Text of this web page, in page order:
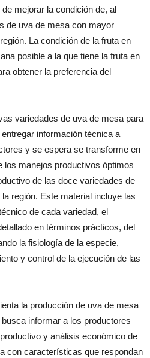
mejorar la condición de, al
de uva de mesa con mayor
La condición de la fruta en
posible a la que tiene la fruta en
obtener la preferencia del
variedades de uva de mesa para
información técnica a
y se espera se transforme en
los manejos productivos óptimos
de las doce variedades de
región. Este material incluye las
de cada variedad, el
en términos prácticos, del
la fisiología de la especie,
y control de la ejecución de las
la producción de uva de mesa
informar a los productores
y análisis económico de
con características que respondan